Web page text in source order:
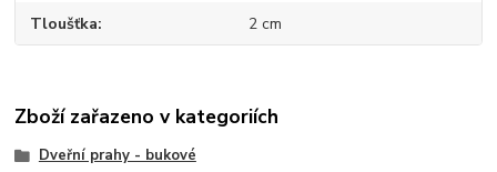
Tloušťka 2 cm
Zboží zařazeno v kategoriích
Dveřní prahy - bukové